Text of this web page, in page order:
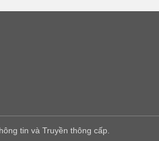
tin và Truyền thông cấp.